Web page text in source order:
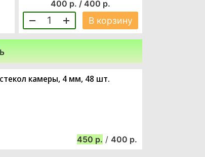
400 р. / 400 р.
1 В корзину
камеры, 4 мм, 48 шт.
450 / 400